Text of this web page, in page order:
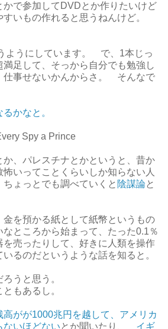
かで参加してDVDとか作りたいけど
いもの作れると思うねんけど。
ようにしています。 で、1本じっ
満足して、そっから自分でも勉強し
仕事せないかんからさ。 そんなで
かなと。
Spy a Prince
か、パレスチナとかというと、昔か
いってことくらいしか知らない人
ょっとでも調べていくと 陰謀論と
金を預かる紙として紙幣というもの
ところから始まって、たった0.1％
を売ったりして、好きに人類を操作
るのだというような話を知ると。
うと思う。
もあるし。
高がが1000兆円を越して、アメリカ
ないほどない とか聞いたり、 イギ